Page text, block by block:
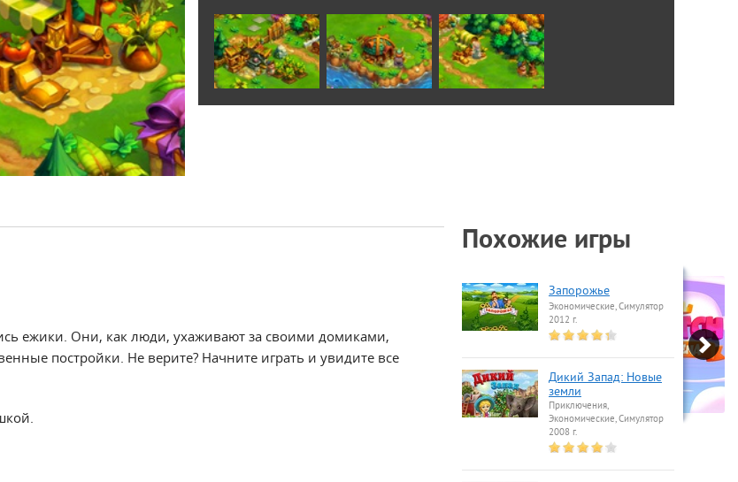
ежики. Они, как люди, ухаживают за своими домиками,
постройки. Не верите? Начните играть и увидите все
Похожие игры
Запорожье
Экономические, Симулятор
2012 г.
Дикий Запад: Новые
земли
Приключения,
Экономические, Симулятор
2008 г.